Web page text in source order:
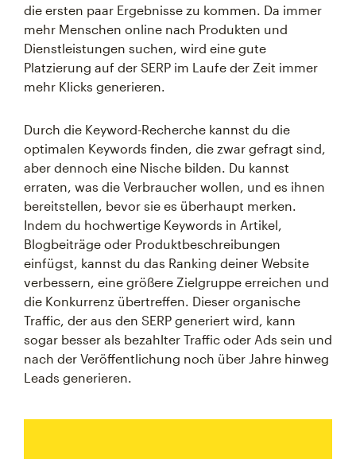
die ersten paar Ergebnisse zu kommen. Da immer
mehr Menschen online nach Produkten und
Dienstleistungen suchen, wird eine gute
Platzierung auf der SERP im Laufe der Zeit immer
mehr Klicks generieren.
Durch die Keyword-Recherche kannst du die
optimalen Keywords finden, die zwar gefragt sind,
aber dennoch eine Nische bilden. Du kannst
erraten, was die Verbraucher wollen, und es ihnen
bereitstellen, bevor sie es überhaupt merken.
Indem du hochwertige Keywords in Artikel,
Blogbeiträge oder Produktbeschreibungen
einfügst, kannst du das Ranking deiner Website
verbessern, eine größere Zielgruppe erreichen und
die Konkurrenz übertreffen. Dieser organische
Traffic, der aus den SERP generiert wird, kann
sogar besser als bezahlter Traffic oder Ads sein und
nach der Veröffentlichung noch über Jahre hinweg
Leads generieren.